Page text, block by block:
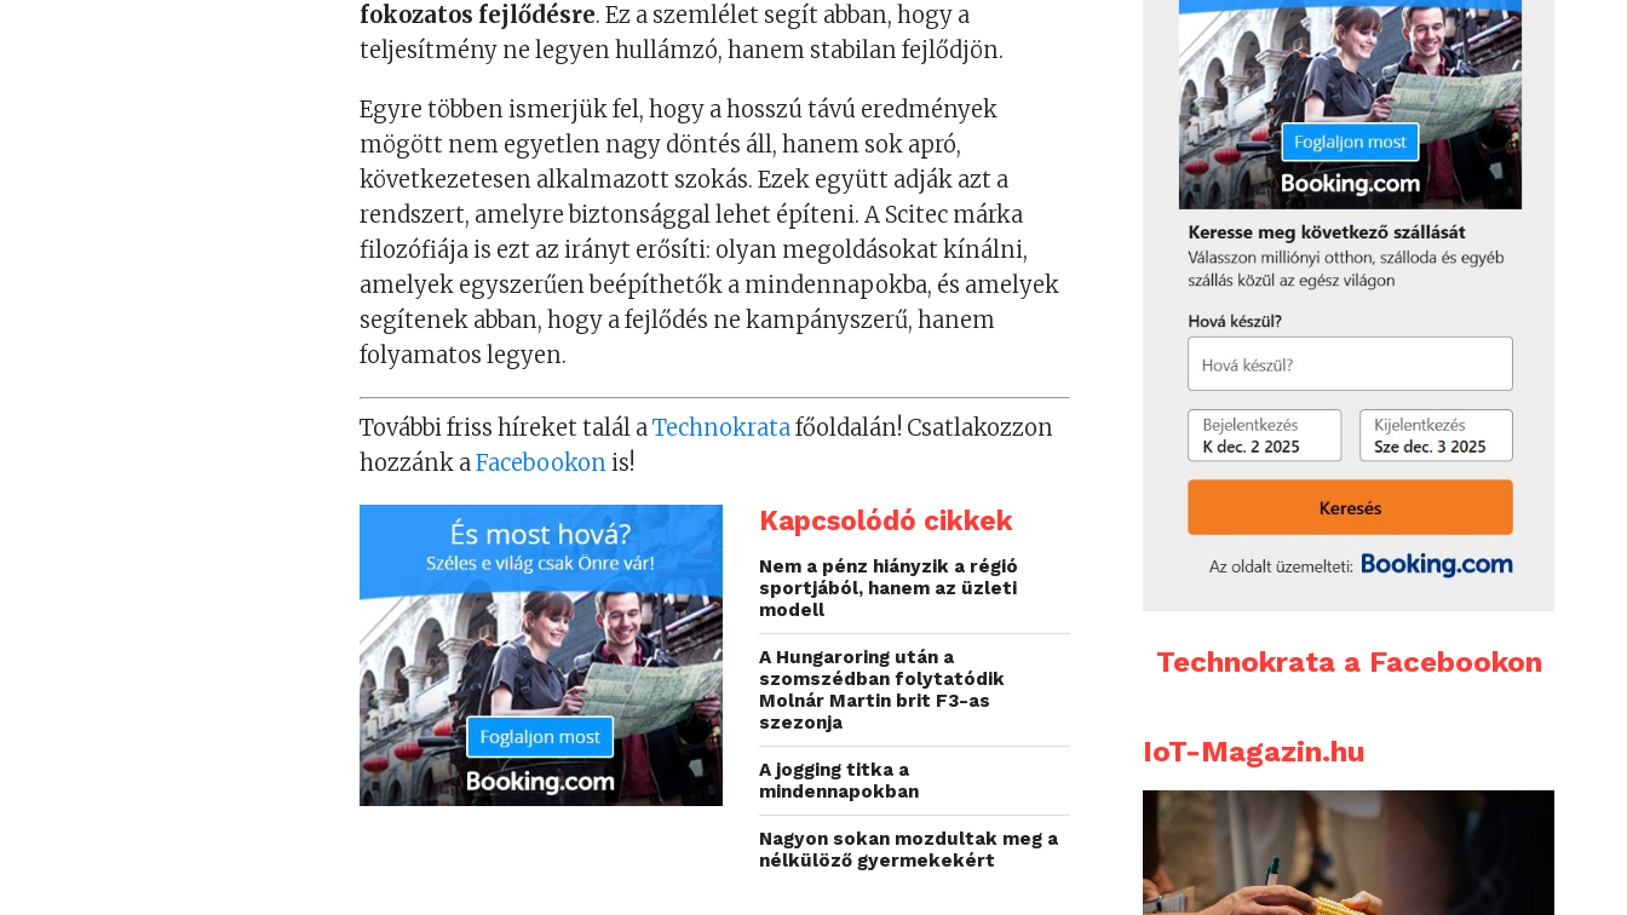
fokozatos fejlődésre. Ez a szemlélet segít abban, hogy a
teljesítmény ne legyen hullámzó, hanem stabilan fejlődjön.
Egyre többen ismerjük fel, hogy a hosszú távú eredmények
mögött nem egyetlen nagy döntés áll, hanem sok apró,
következetesen alkalmazott szokás. Ezek együtt adják azt a
rendszert, amelyre biztonsággal lehet építeni. A Scitec márka
filozófiája is ezt az irányt erősíti: olyan megoldásokat kínálni,
amelyek egyszerűen beépíthetők a mindennapokba, és amelyek
segítenek abban, hogy a fejlődés ne kampányszerű, hanem
folyamatos legyen.
További friss híreket talál aTechnokratafőoldalán! Csatlakozzon
hozzánk aFacebookon is!
Kapcsolódó cikkek
Nem a pénz hiányzik a régió
sportjából, hanem az üzleti
modell
A Hungaroring után a
szomszédban folytatódik
Molnár Martin brit F3-as
szezonja
A jogging titka a
mindennapokban
Nagyon sokan mozdultak meg a
nélkülöző gyermekekért
Technokrata a Facebookon
IoT-Magazin.hu